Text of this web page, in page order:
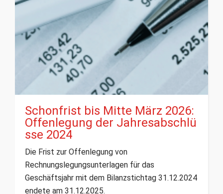
Schonfrist bis Mitte März 2026:
Offenlegung der Jahresabschlü
sse 2024
Die Frist zur Offenlegung von
Rechnungslegungsunterlagen für das
Geschäftsjahr mit dem Bilanzstichtag 31.12.2024
endete am 31.12.2025.